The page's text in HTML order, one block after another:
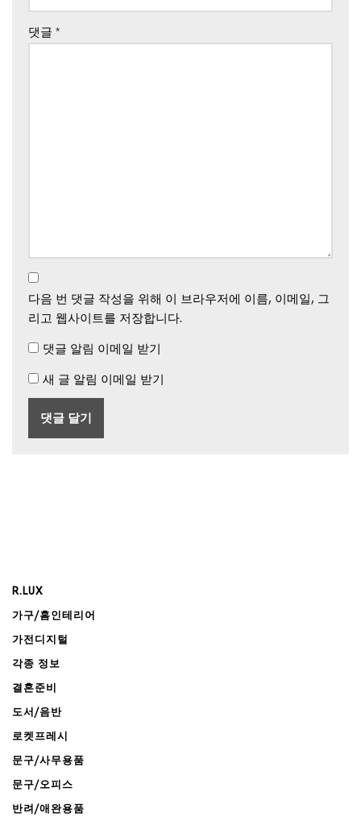
댓글 *
다음 번 댓글 작성을 위해 이 브라우저에 이름, 이메일, 그
리고 웹사이트를 저장합니다.
댓글 알림 이메일 받기
새 글 알림 이메일 받기
R.LUX
가구/홈인테리어
가전디지털
각종 정보
결혼준비
도서/음반
로켓프레시
문구/사무용품
문구/오피스
반려/애완용품